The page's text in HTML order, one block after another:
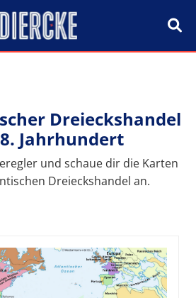
Dreieckshandel
Jahrhundert
und schaue dir die Karten
Dreieckshandel an.